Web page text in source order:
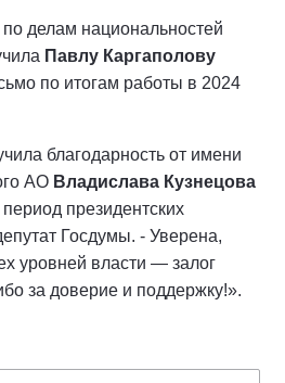
делам национальностей
Павлу Каргаполову
по итогам работы в 2024
благодарность от имени
АО Владислава Кузнецова
президентских
Госдумы. - Уверена,
уровней власти — залог
за доверие и поддержку!».